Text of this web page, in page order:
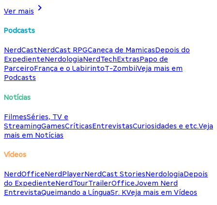
Ver mais
Podcasts
NerdCastNerdCast RPGCaneca de MamicasDepois do
ExpedienteNerdologiaNerdTechExtrasPapo de
ParceiroFrança e o LabirintoT-ZombiiVeja mais em
Podcasts
Notícias
FilmesSéries, TV e
StreamingGamesCríticasEntrevistasCuriosidades e etc.Veja
mais em Notícias
Vídeos
NerdOfficeNerdPlayerNerdCast StoriesNerdologiaDepois
do ExpedienteNerdTourTrailerOfficeJovem Nerd
EntrevistaQueimando a LínguaSr. KVeja mais em Vídeos